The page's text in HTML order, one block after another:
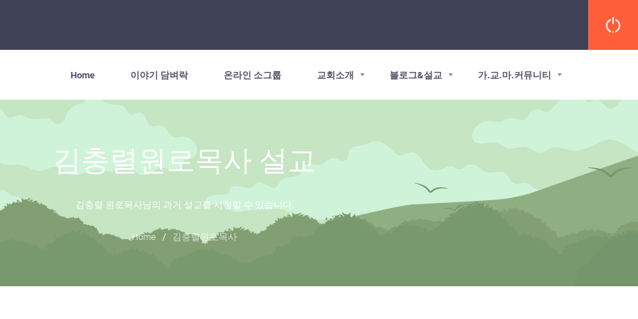
Home 이야기 담벼락 온라인 소그룹 교회소개 블로그&설교 가.교.마.커뮤니티
김충렬원로목사 설교
김충렬 원로목사님의 과거 설교를 시청할 수 있습니다.
Home / 김충렬원로목사